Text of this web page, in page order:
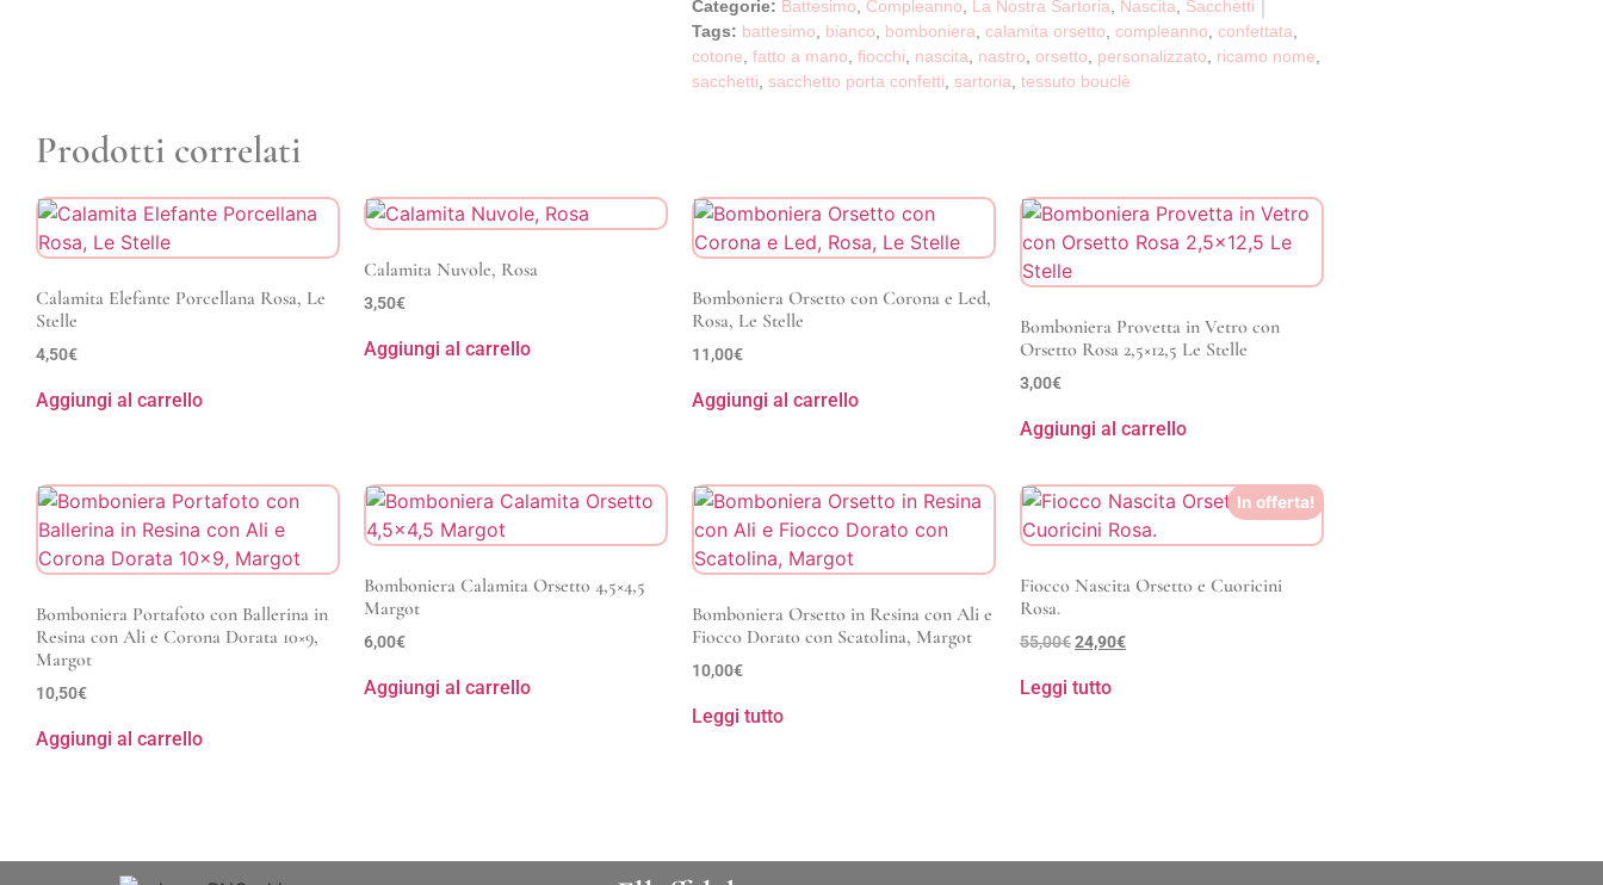
Categorie: Battesimo, Compleanno, La Nostra Sartoria, Nascita, Sacchetti
Tags: battesimo, bianco, bomboniera, calamita orsetto, compleanno, confettata,
cotone, fatto a mano, fiocchi, nascita, nastro, orsetto, personalizzato, ricamo nome,
sacchetti, sacchetto porta confetti, sartoria, tessuto bouclè
Prodotti correlati
Calamita Elefante Porcellana Rosa, Le
Stelle
4,50€
Aggiungi al carrello
Calamita Nuvole, Rosa
3,50€
Aggiungi al carrello
Bomboniera Orsetto con Corona e Led,
Rosa, Le Stelle
11,00€
Aggiungi al carrello
Bomboniera Provetta in Vetro con
Orsetto Rosa 2,5×12,5 Le Stelle
3,00€
Aggiungi al carrello
Bomboniera Portafoto con Ballerina in
Resina con Ali e Corona Dorata 10×9,
Margot
10,50€
Aggiungi al carrello
Bomboniera Calamita Orsetto 4,5×4,5
Margot
6,00€
Aggiungi al carrello
Bomboniera Orsetto in Resina con Ali e
Fiocco Dorato con Scatolina, Margot
10,00€
Leggi tutto
In offerta!
Fiocco Nascita Orsetto e Cuoricini
Rosa.
55,00€24,90€
Leggi tutto